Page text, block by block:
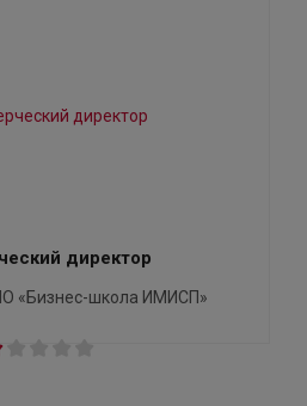
директор
«Бизнес-школа ИМИСП»